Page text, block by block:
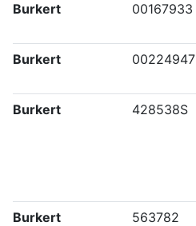
Burkert 00167933
Burkert 00224947
Burkert 428538S
Burkert 563782